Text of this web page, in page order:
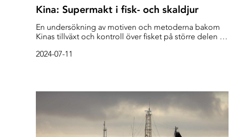
Kina: Supermakt i fisk- och skaldjur
En undersökning av motiven och metoderna bakom
Kinas tillväxt och kontroll över fisket på större delen av
2024-07-11